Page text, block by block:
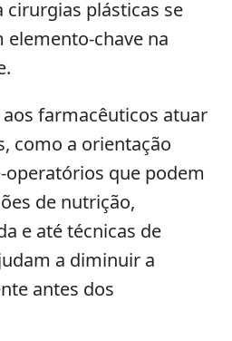
cirurgias plásticas se
chave na
farmacêuticos atuar
como a orientação
que podem
de nutrição,
e até técnicas de
a diminuir a
antes dos